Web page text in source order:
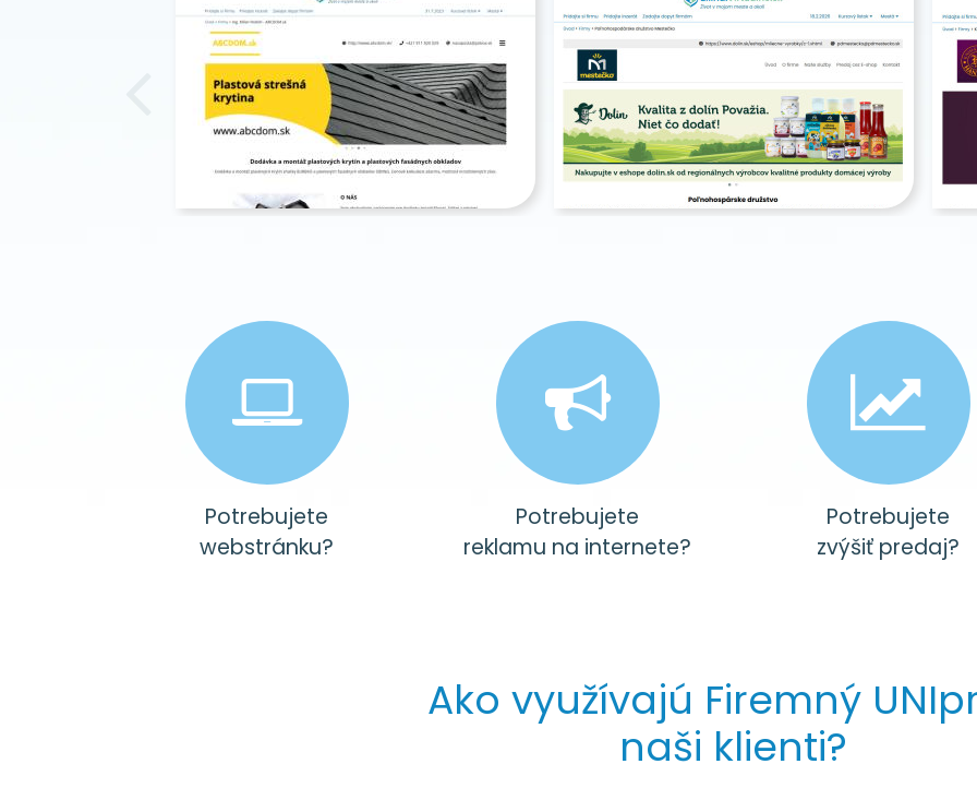
Potrebujete
webstránku?
Potrebujete
reklamu na internete?
Potrebujete
zvýšiť predaj?
Ako využívajú Firemný
naši klienti?